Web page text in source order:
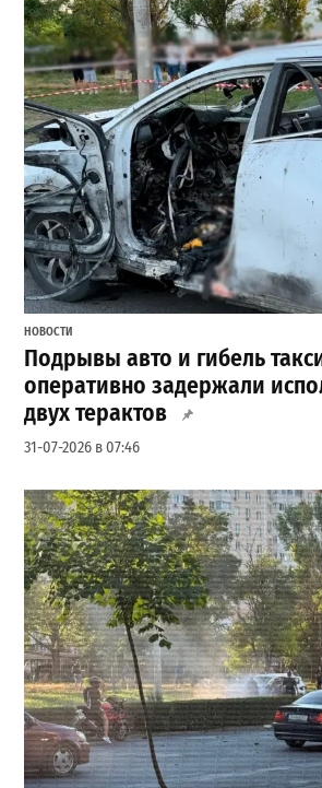
НОВОСТИ
Подрывы авто и гибель
оперативно задержали
двух терактов
31-07-2026 в 07:46